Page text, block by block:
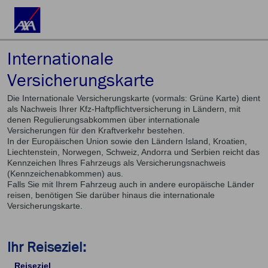
Internationale
Versicherungskarte
Die Internationale Versicherungskarte (vormals: Grüne Karte) dient
als Nachweis Ihrer Kfz-Haftpflichtversicherung in Ländern, mit
denen Regulierungsabkommen über internationale
Versicherungen für den Kraftverkehr bestehen.
In der Europäischen Union sowie den Ländern Island, Kroatien,
Liechtenstein, Norwegen, Schweiz, Andorra und Serbien reicht das
Kennzeichen Ihres Fahrzeugs als Versicherungsnachweis
(Kennzeichenabkommen) aus.
Falls Sie mit Ihrem Fahrzeug auch in andere europäische Länder
reisen, benötigen Sie darüber hinaus die internationale
Versicherungskarte.
Ihr Reiseziel:
Reiseziel